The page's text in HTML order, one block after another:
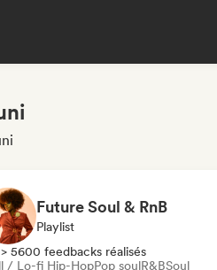
Future Soul & RnB
Playlist
> 5600 feedbacks réalisés
/ Lo-fi Hip-HopPop soulR&BSoul